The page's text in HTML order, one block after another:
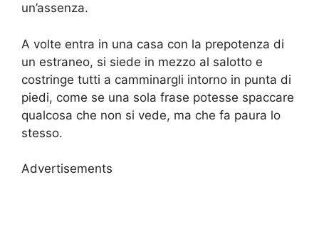
un’assenza.
A volte entra in una casa con la prepotenza di
un estraneo, si siede in mezzo al salotto e
costringe tutti a camminargli intorno in punta di
piedi, come se una sola frase potesse spaccare
qualcosa che non si vede, ma che fa paura lo
stesso.
Advertisements